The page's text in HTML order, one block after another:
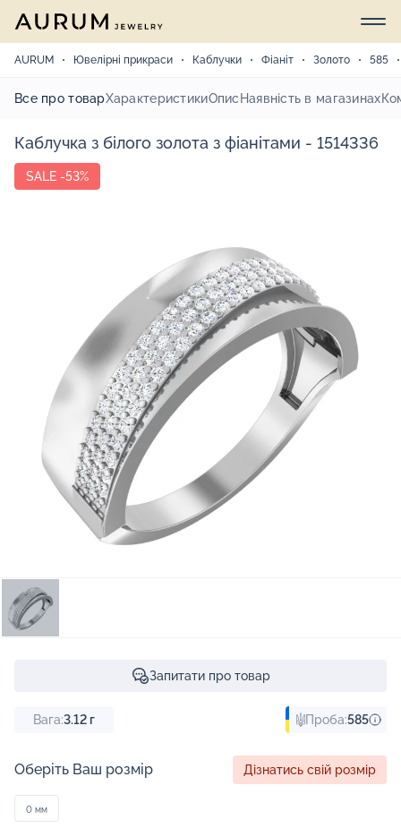
AURUM Ювелірні прикраси Каблучки Фіаніт Золото 585
Все про товарХарактеристикиОпис Наявність в магазинах
Каблучка з білого золота з фіанітами - 1514336
SALE -53%
Запитати про товар
Вага:3.12 г Проба:585
Оберіть Ваш розмір Дізнатись свій розмір
0 мм